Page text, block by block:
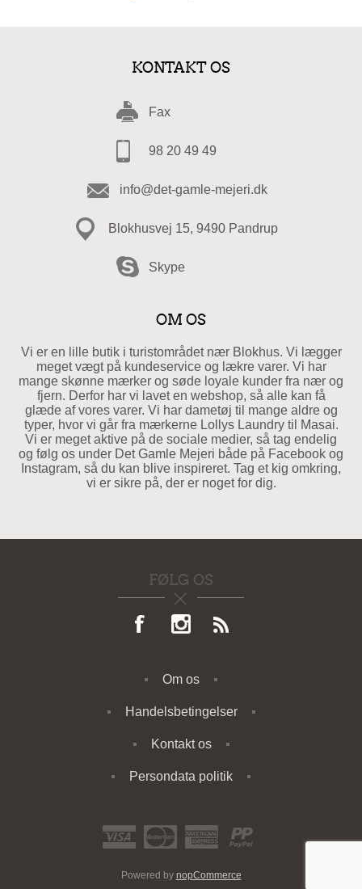
KONTAKT OS
Fax
98 20 49 49
info@det-gamle-mejeri.dk
Blokhusvej 15, 9490 Pandrup
Skype
OM OS
Vi er en lille butik i turistområdet nær Blokhus. Vi lægger
meget vægt på kundeservice og lækre varer. Vi har
mange skønne mærker og søde loyale kunder fra nær og
fjern. Derfor har vi lavet en webshop, så alle kan få
glæde af vores varer. Vi har dametøj til mange aldre og
typer, hvor vi går fra mærkerne Lollys Laundry til Masai.
Vi er meget aktive på de sociale medier, så tag endelig
og følg os under Det Gamle Mejeri både på Facebook og
Instagram, så du kan blive inspireret. Tag et kig omkring,
vi er sikre på, der er noget for dig.
FØLG OS
Om os
Handelsbetingelser
Kontakt os
Persondata politik
Powered by nopCommerce